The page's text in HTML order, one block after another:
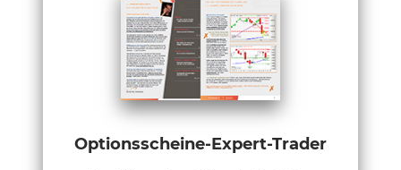
Optionsscheine-Expert-Trader